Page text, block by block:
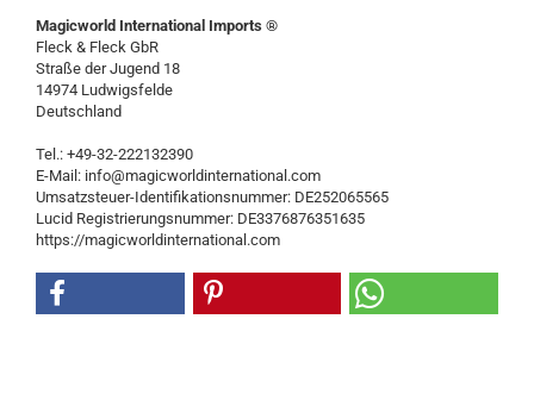
Magicworld International Imports ®
Fleck & Fleck GbR
Straße der Jugend 18
14974 Ludwigsfelde
Deutschland
Tel.: +49-32-222132390
E-Mail: info@magicworldinternational.com
Umsatzsteuer-Identifikationsnummer: DE252065565
Lucid Registrierungsnummer: DE3376876351635
https://magicworldinternational.com